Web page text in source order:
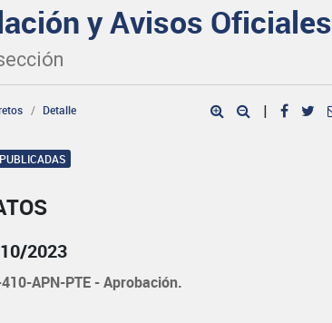
y Avisos Oficiales
Detalle |
2023
APN-PTE - Aprobación.